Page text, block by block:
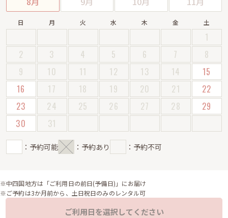
日 月 火 水 木 金 土
1
2
3 4 5 6 7
8
9
10 11 12 13 14
15
16
17 18 19 20 21
22
23
24 25 26 27 28
29
30
31
：予約可能 ：予約あり ：予約不可
※中四国地方は「ご利用日の前日(予備日)」にお届け
※ご予約は3か月前から、土日祝日のみのレンタル可
ご利用日を選択してください